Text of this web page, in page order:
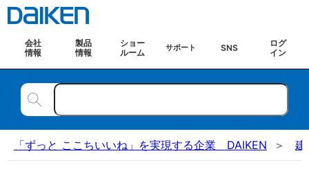
会社
情報
製品
情報
ショー
ルーム
サポート SNS
ログ
イン
「ずっと ここちいいね」を実現する企業 DAIKEN 建